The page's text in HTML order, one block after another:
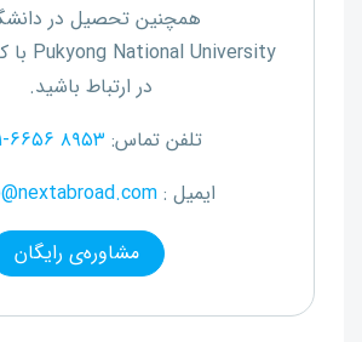
همچنین تحصیل در
Pukyong National University با
در ارتباط باشید.
تلفن تماس: ۰۲۱-۶۶۵۶
ایمیل :
مشاوره‌ی رایگان